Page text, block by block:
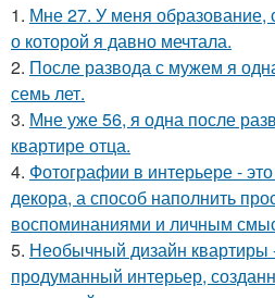
1. Мне 27. У меня образование,
о которой я давно мечтала.
2. После развода с мужем я
семь лет.
3. Мне уже 56, я одна после
квартире отца.
4. Фотографии в интерьере -
декора, а способ наполнить
воспоминаниями и личным
5. Необычный дизайн квартиры
продуманный интерьер,